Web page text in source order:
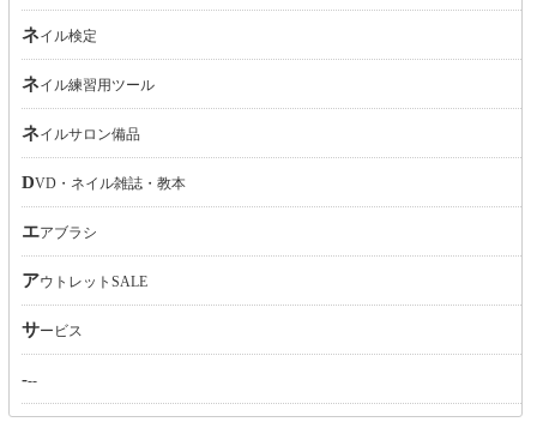
ネイル検定
ネイル練習用ツール
ネイルサロン備品
DVD・ネイル雑誌・教本
エアブラシ
アウトレットSALE
サービス
---